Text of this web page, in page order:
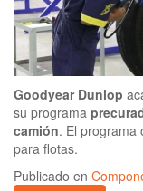
Goodyear Dunlop
su programa
camión. El programa
para flotas.
Publicado en